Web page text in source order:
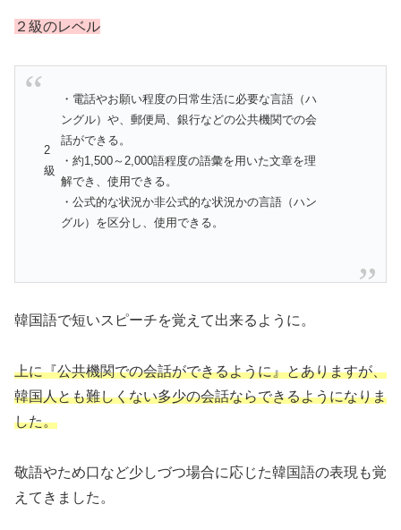
２級のレベル
2
級
・電話やお願い程度の日常生活に必要な言語（ハ
ングル）や、郵便局、銀行などの公共機関での会
話ができる。
・約1,500～2,000語程度の語彙を用いた文章を理
解でき、使用できる。
・公式的な状況か非公式的な状況かの言語（ハン
グル）を区分し、使用できる。
韓国語で短いスピーチを覚えて出来るように。
上に『公共機関での会話ができるように』とありますが、
韓国人とも難しくない多少の会話ならできるようになりま
した。
敬語やため口など少しづつ場合に応じた韓国語の表現も覚
えてきました。